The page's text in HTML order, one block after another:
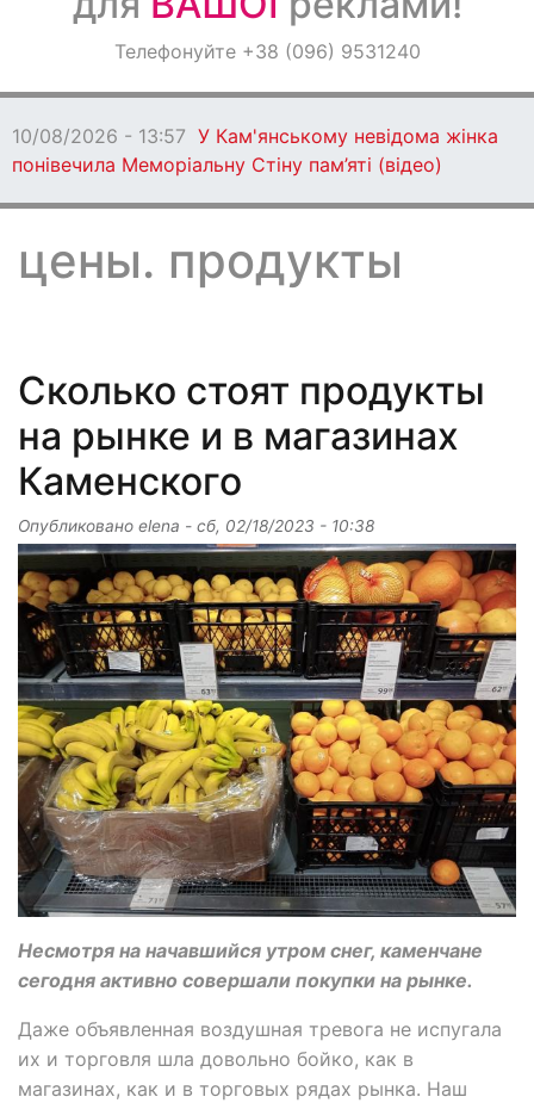
ОголошенняТелефонуйте +38 (096) 9531240
10/08/2026 - 13:57 У Кам'янському невідома жінка
понівечила Меморіальну Стіну пам’яті (відео)
цены. продукты
Сколько стоят продукты
на рынке и в магазинах
Каменского
Опубликовано elena - сб, 02/18/2023 - 10:38
Несмотря на начавшийся утром снег, каменчане
сегодня активно совершали покупки на рынке.
Даже объявленная воздушная тревога не испугала
их и торговля шла довольно бойко, как в
магазинах, как и в торговых рядах рынка. Наш